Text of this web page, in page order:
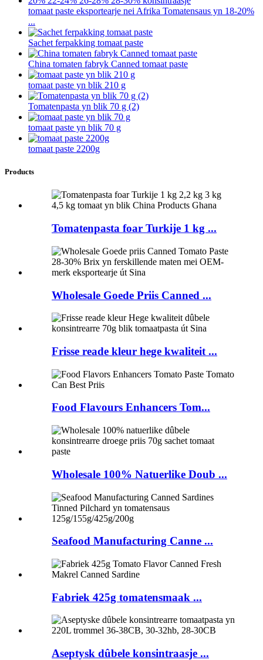
tomaat paste eksportearje nei Afrika Tomatensaus yn 18-20%
...
Sachet ferpakking tomaat paste
China tomaten fabryk Canned tomaat paste
tomaat paste yn blik 210 g
Tomatenpasta yn blik 70 g (2)
tomaat paste yn blik 70 g
tomaat paste 2200g
Products
Tomatenpasta foar Turkije 1 kg ...
Wholesale Goede Priis Canned ...
Frisse reade kleur hege kwaliteit ...
Food Flavours Enhancers Tom...
Wholesale 100% Natuerlike Doub ...
Seafood Manufacturing Canne ...
Fabriek 425g tomatensmaak ...
Aseptysk dûbele konsintraasje ...